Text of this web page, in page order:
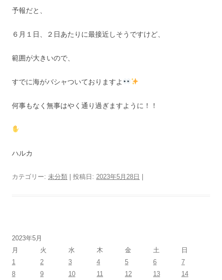
予報だと、
６月１日、２日あたりに最接近しそうですけど、
範囲が大きいので、
すでに海がバシャついておりますよ
何事もなく無事はやく通り過ぎますように！！
ハルカ
カテゴリー: 未分類 | 投稿日: 2023年5月28日
2023年5月
月
火 水 木 金 土
日
1
2 3 4 5 6
7
8
9 10 11 12 13 14